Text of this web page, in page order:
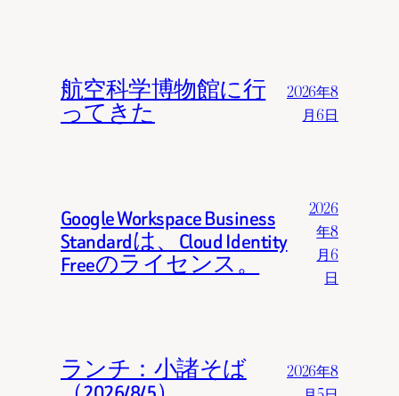
航空科学博物館に行
ってきた
2026年8
月6日
Google Workspace Business
Standardは、Cloud Identity
Freeのライセンス。
2026
年8
月6
日
ランチ：小諸そば
2026年8